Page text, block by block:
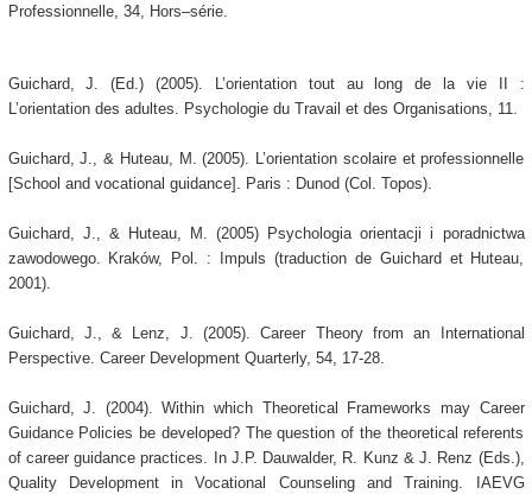
Professionnelle, 34, Hors–série.
Guichard, J. (Ed.) (2005). L’orientation tout au long de la vie II :
L’orientation des adultes. Psychologie du Travail et des Organisations, 11.
Guichard, J., & Huteau, M. (2005). L’orientation scolaire et professionnelle
[School and vocational guidance]. Paris : Dunod (Col. Topos).
Guichard, J., & Huteau, M. (2005) Psychologia orientacji i poradnictwa
zawodowego. Kraków, Pol. : Impuls (traduction de Guichard et Huteau,
2001).
Guichard, J., & Lenz, J. (2005). Career Theory from an International
Perspective. Career Development Quarterly, 54, 17-28.
Guichard, J. (2004). Within which Theoretical Frameworks may Career
Guidance Policies be developed? The question of the theoretical referents
of career guidance practices. In J.P. Dauwalder, R. Kunz & J. Renz (Eds.),
Quality Development in Vocational Counseling and Training. IAEVG